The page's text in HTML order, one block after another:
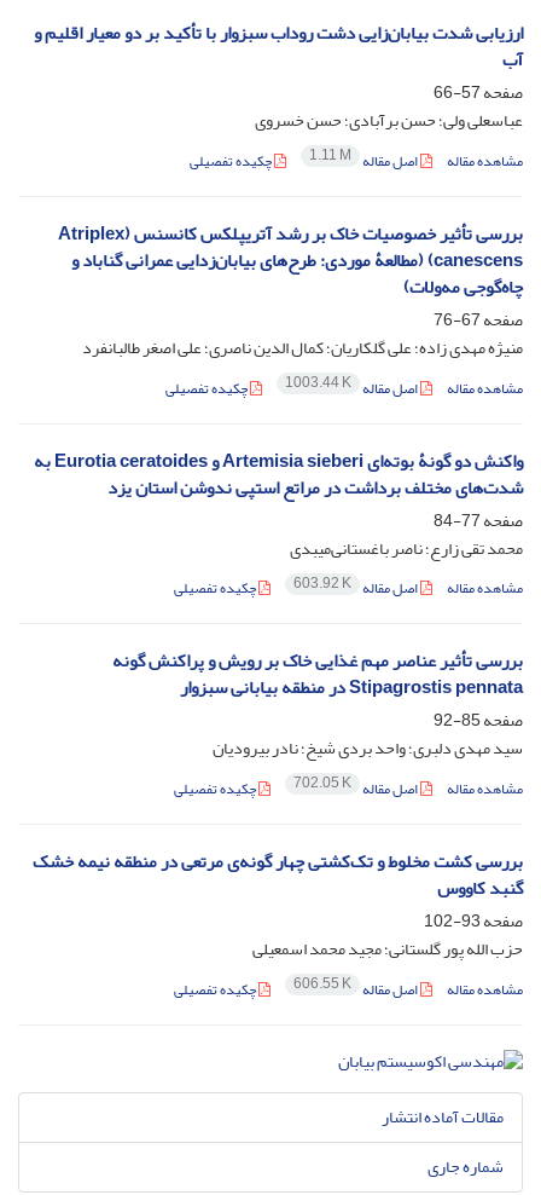
ارزیابی شدت بیابان‌زایی دشت روداب سبزوار با تأکید بر دو معیار اقلیم و
آب
صفحه57-66
عباسعلی ولی؛ حسن برآبادی؛ حسن خسروی
مشاهده مقاله اصل مقاله 1.11 M چکیده تفصیلی
بررسی تأثیر خصوصیات خاک بر رشد آتریپلکس کانسنس (Atriplex
canescens) (مطالعۀ موردی: طرح‌های بیابان‌زدایی عمرانی گناباد و
چاه‌گوجی مه‌ولات)
صفحه67-76
منیژه مهدی زاده؛ علی گلکاریان؛ کمال الدین ناصری؛ علی اصغر طالبانفرد
مشاهده مقاله اصل مقاله 1003.44 K چکیده تفصیلی
واکنش دو گونۀ بوته‌ای Artemisia sieberi و Eurotia ceratoides به
شدت‌های مختلف برداشت در مراتع استپی ندوشن استان یزد
صفحه77-84
محمد تقی زارع؛ ناصر باغستانی‌میبدی
مشاهده مقاله اصل مقاله 603.92 K چکیده تفصیلی
بررسی تأثیر عناصر مهم غذایی خاک بر رویش و پراکنش گونه
Stipagrostis pennata در منطقه بیابانی سبزوار
صفحه85-92
سید مهدی دلبری؛ واحد بردی شیخ؛ نادر بیرودیان
مشاهده مقاله اصل مقاله 702.05 K چکیده تفصیلی
بررسی کشت مخلوط و تک‌کشتی چهار گونه‌ی مرتعی در منطقه نیمه خشک
گنبد کاووس
صفحه93-102
حزب الله پور گلستانی؛ مجید محمد اسمعیلی
مشاهده مقاله اصل مقاله 606.55 K چکیده تفصیلی
مقالات آماده انتشار
شماره جاری